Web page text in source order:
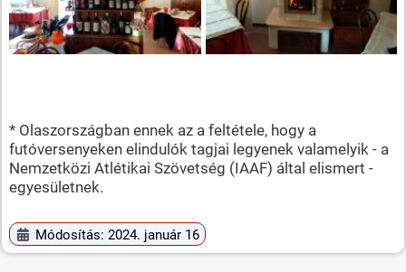
* Olaszországban ennek az a feltétele, hogy a
futóversenyeken elindulók tagjai legyenek valamelyik - a
Nemzetközi Atlétikai Szövetség (IAAF) által elismert -
egyesületnek.
Módosítás: 2024. január 16